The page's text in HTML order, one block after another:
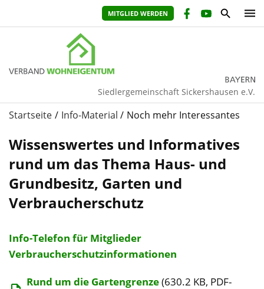
MITGLIED WERDEN
Siedlergemeinschaft Sickershausen e.V.
Startseite Info-Material Noch mehr Interessantes
Wissenswertes und Informatives
rund um das Thema Haus- und
Grundbesitz, Garten und
Verbraucherschutz
Info-Telefon für Mitglieder
Verbraucherschutzinformationen
Rund um die Gartengrenze(630.2 KB, PDF-